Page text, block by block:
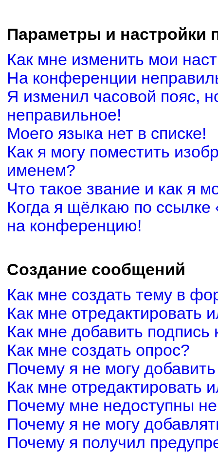
Параметры и настройки
Как мне изменить мои
На конференции
Я изменил часовой пояс,
неправильное!
Моего языка нет в списке!
Как я могу поместить
именем?
Что такое звание и как я
Когда я щёлкаю по ссылке
на конференцию!
Создание сообщений
Как мне создать тему в
Как мне отредактировать
Как мне добавить
Как мне создать опрос?
Почему я не могу
Как мне отредактировать
Почему мне недоступны
Почему я не могу
Почему я получил